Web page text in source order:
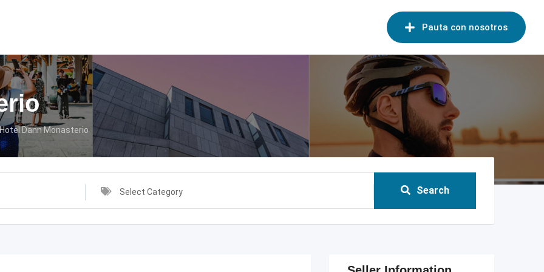
Pauta con nosotros
Hotel Dann Monasterio
Select Category Search